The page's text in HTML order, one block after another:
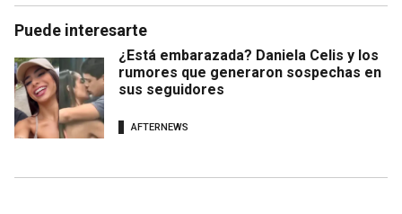
Puede interesarte
¿Está embarazada? Daniela Celis y los
rumores que generaron sospechas en
sus seguidores
AFTERNEWS